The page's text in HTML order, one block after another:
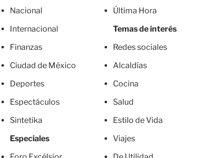
Nacional
Internacional
Finanzas
Ciudad de México
Deportes
Espectáculos
Sintetika
Especiales
Última Hora
Temas de interés
Redes sociales
Alcaldías
Cocina
Salud
Estilo de Vida
Viajes